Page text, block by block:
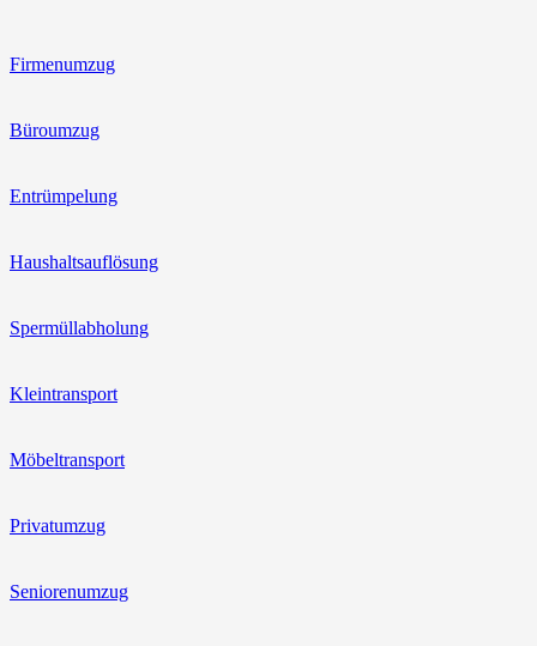
Firmenumzug
Büroumzug
Entrümpelung
Haushaltsauflösung
Spermüllabholung
Kleintransport
Möbeltransport
Privatumzug
Seniorenumzug